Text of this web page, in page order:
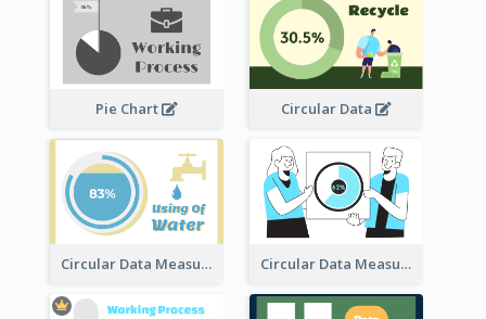
Pie Chart Circular Data
Circular Data Measurement Circular Data Measurement